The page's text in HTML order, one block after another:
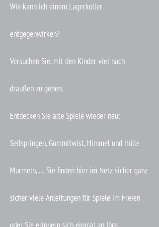
Wie kann ich einem Lagerkoller
entgegenwirken?
Versuchen Sie, mit den Kinder viel nach
draußen zu gehen.
Entdecken Sie alte Spiele wieder neu:
Seilspringen, Gummitwist, Himmel und Hölle
Murmeln, .... Sie finden hier im Netz sicher ganz
sicher viele Anleitungen für Spiele im Freien